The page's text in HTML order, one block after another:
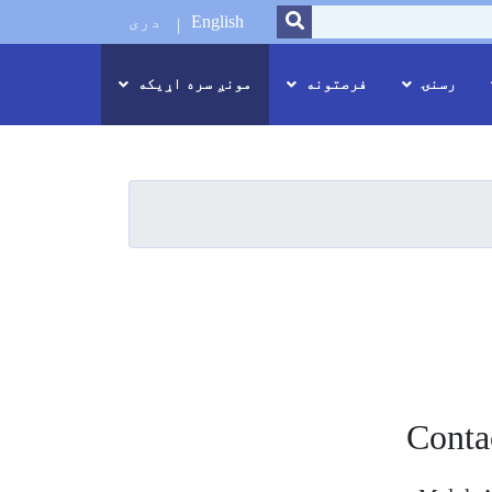
SEARCH
English دری
رسنۍ فرصتونه مونږ سره اړیکه